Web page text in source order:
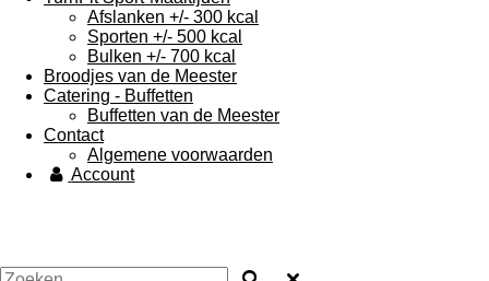
Afslanken +/- 300 kcal
Sporten +/- 500 kcal
Bulken +/- 700 kcal
Broodjes van de Meester
Catering - Buffetten
Buffetten van de Meester
Contact
Algemene voorwaarden
Account